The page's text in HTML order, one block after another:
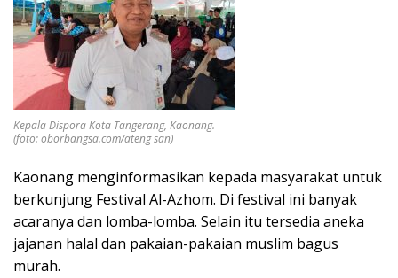
Kepala Dispora Kota Tangerang, Kaonang.
(foto: oborbangsa.com/ateng san)
Kaonang menginformasikan kepada masyarakat untuk
berkunjung Festival Al-Azhom. Di festival ini banyak
acaranya dan lomba-lomba. Selain itu tersedia aneka
jajanan halal dan pakaian-pakaian muslim bagus
murah.